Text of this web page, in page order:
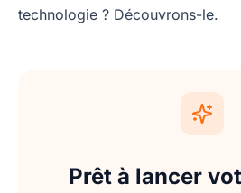
technologie ? Découvrons-le.
Prêt à lancer